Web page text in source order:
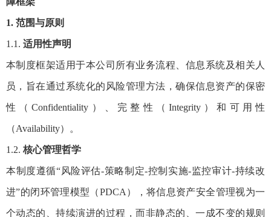
1. 范围与原则
1.1. 适用性声明
本制度框架适用于本公司所有业务流程、信息系统及相关人
员，旨在通过系统化的风险管理方法，确保信息资产的保密
性（Confidentiality）、完整性（Integrity）和可用性
（Availability）。
1.2. 核心管理哲学
本制度遵循“风险评估-策略制定-控制实施-监控审计-持续改
进”的闭环管理模型（PDCA），将信息资产安全管理视为一
个动态的、持续演进的过程，而非静态的、一成不变的规则